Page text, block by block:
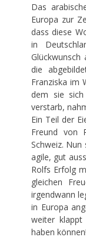
Das
Europa zur
dass diese
in
die
Franziska im
dem sie
verstarb,
Ein Teil der
Freund von
Schweiz.
agile, gut
Rolfs Erfolg
gleichen
irgendwann
in Europa
weiter
haben können!